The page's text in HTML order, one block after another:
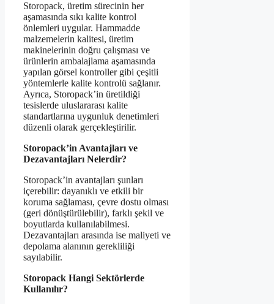
Storopack, üretim sürecinin her
aşamasında sıkı kalite kontrol
önlemleri uygular. Hammadde
malzemelerin kalitesi, üretim
makinelerinin doğru çalışması ve
ürünlerin ambalajlama aşamasında
yapılan görsel kontroller gibi çeşitli
yöntemlerle kalite kontrolü sağlanır.
Ayrıca, Storopack’in üretildiği
tesislerde uluslararası kalite
standartlarına uygunluk denetimleri
düzenli olarak gerçekleştirilir.
Storopack’in Avantajları ve
Dezavantajları Nelerdir?
Storopack’in avantajları şunları
içerebilir: dayanıklı ve etkili bir
koruma sağlaması, çevre dostu olması
(geri dönüştürülebilir), farklı şekil ve
boyutlarda kullanılabilmesi.
Dezavantajları arasında ise maliyeti ve
depolama alanının gerekliliği
sayılabilir.
Storopack Hangi Sektörlerde
Kullanılır?